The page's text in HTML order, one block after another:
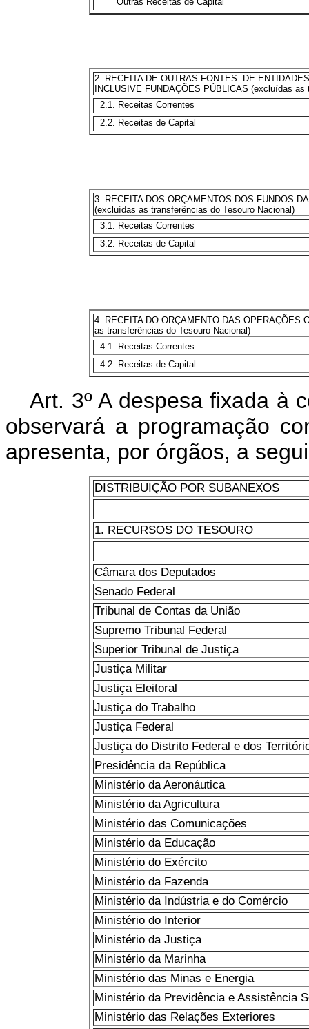
2. RECEITA DE OUTRAS FONTES: DE
INCLUSIVE FUNDAÇÕES PÚBLICAS (excluídas
2.1. Receitas Correntes
2.2. Receitas de Capital
3. RECEITA DOS ORÇAMENTOS DOS FUNDOS
(excluídas as transferências do Tesouro Nacional)
3.1. Receitas Correntes
3.2. Receitas de Capital
4. RECEITA DO ORÇAMENTO DAS OPERAÇÕES
as transferências do Tesouro Nacional)
4.1. Receitas Correntes
4.2. Receitas de Capital
Art. 3º A despesa fixada à
observará a programação
apresenta, por órgãos, a
DISTRIBUIÇÃO POR SUBANEXOS
1. RECURSOS DO TESOURO
Câmara dos Deputados
Senado Federal
Tribunal de Contas da União
Supremo Tribunal Federal
Superior Tribunal de Justiça
Justiça Militar
Justiça Eleitoral
Justiça do Trabalho
Justiça Federal
Justiça do Distrito Federal e dos
Presidência da República
Ministério da Aeronáutica
Ministério da Agricultura
Ministério das Comunicações
Ministério da Educação
Ministério do Exército
Ministério da Fazenda
Ministério da Indústria e do Comércio
Ministério do Interior
Ministério da Justiça
Ministério da Marinha
Ministério das Minas e Energia
Ministério da Previdência e Assistência
Ministério das Relações Exteriores